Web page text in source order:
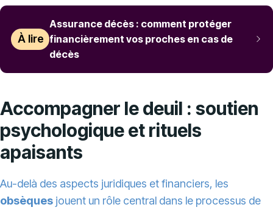
À lire
Assurance décès : comment protéger
financièrement vos proches en cas de
décès
Accompagner le deuil : soutien
psychologique et rituels
apaisants
Au-delà des aspects juridiques et financiers, les
obsèques jouent un rôle central dans le processus de